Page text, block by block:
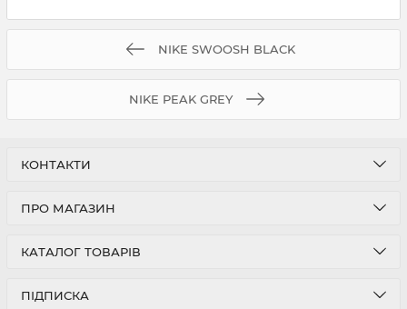
NIKE SWOOSH BLACK
NIKE PEAK GREY
КОНТАКТИ
ПРО МАГАЗИН
КАТАЛОГ ТОВАРІВ
ПІДПИСКА